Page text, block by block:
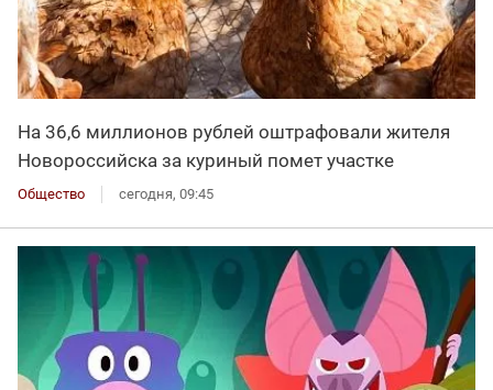
На 36,6 миллионов рублей оштрафовали жителя
Новороссийска за куриный помет участке
Общество сегодня, 09:45